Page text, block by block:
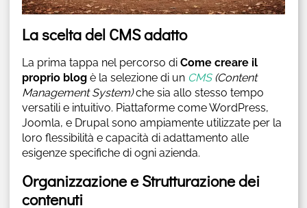
La scelta del CMS adatto
La prima tappa nel percorso di Come creare il
proprio blogè la selezione di un CMS (Content
Management System)che sia allo stesso tempo
versatili e intuitivo. Piattaforme come WordPress,
Joomla, e Drupal sono ampiamente utilizzate per la
loro flessibilità e capacità di adattamento alle
esigenze specifiche di ogni azienda.
Organizzazione e Strutturazione dei
contenuti